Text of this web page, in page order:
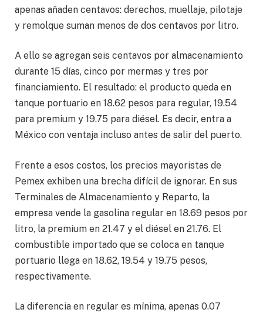
apenas añaden centavos: derechos, muellaje, pilotaje
y remolque suman menos de dos centavos por litro.
A ello se agregan seis centavos por almacenamiento
durante 15 días, cinco por mermas y tres por
financiamiento. El resultado: el producto queda en
tanque portuario en 18.62 pesos para regular, 19.54
para premium y 19.75 para diésel. Es decir, entra a
México con ventaja incluso antes de salir del puerto.
Frente a esos costos, los precios mayoristas de
Pemex exhiben una brecha difícil de ignorar. En sus
Terminales de Almacenamiento y Reparto, la
empresa vende la gasolina regular en 18.69 pesos por
litro, la premium en 21.47 y el diésel en 21.76. El
combustible importado que se coloca en tanque
portuario llega en 18.62, 19.54 y 19.75 pesos,
respectivamente.
La diferencia en regular es mínima, apenas 0.07